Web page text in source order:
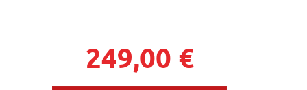
249,00 €